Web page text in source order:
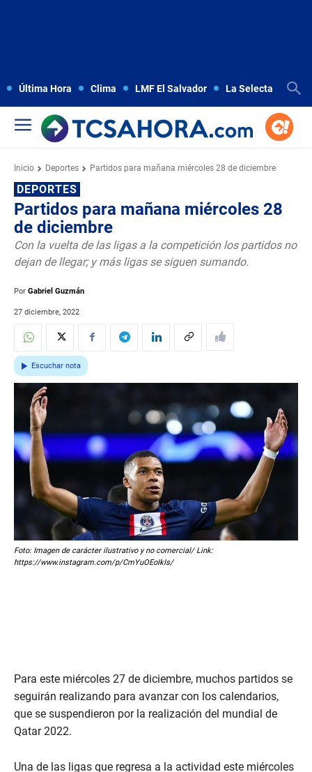
Última Hora Clima LMF El Salvador La Selecta
Inicio Deportes Partidos para mañana miércoles 28 de diciembre
DEPORTES
Partidos para mañana miércoles 28
de diciembre
Con la vuelta de las ligas a la competición los partidos no
dejan de llegar; y más ligas se siguen sumando.
Por Gabriel Guzmán
27 diciembre, 2022
Escuchar nota
Foto: Imagen de carácter ilustrativo y no comercial/ Link:
https://www.instagram.com/p/CmYuOEoIkIs/
Para este miércoles 27 de diciembre, muchos partidos se
seguirán realizando para avanzar con los calendarios,
que se suspendieron por la realización del mundial de
Qatar 2022.
Una de las ligas que regresa a la actividad este miércoles